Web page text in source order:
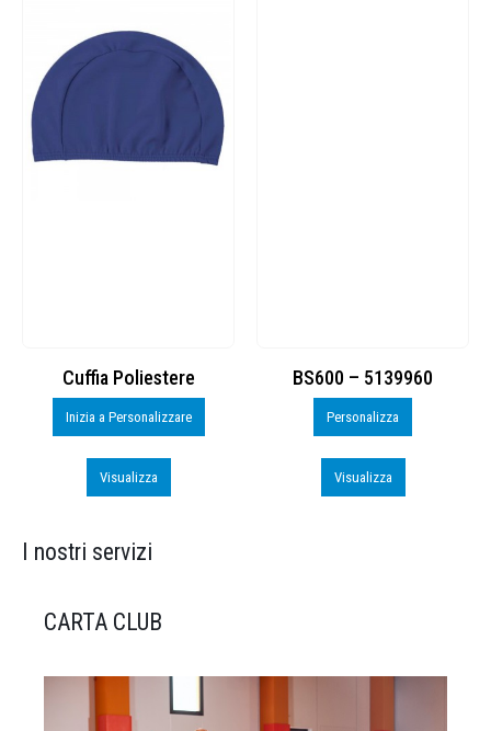
Cuffia Poliestere
Inizia a Personalizzare
Visualizza
BS600 – 5139960
Personalizza
Visualizza
I nostri servizi
CARTA CLUB